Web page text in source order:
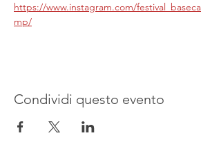
https://www.instagram.com/festival_baseca
mp/
Condividi questo evento